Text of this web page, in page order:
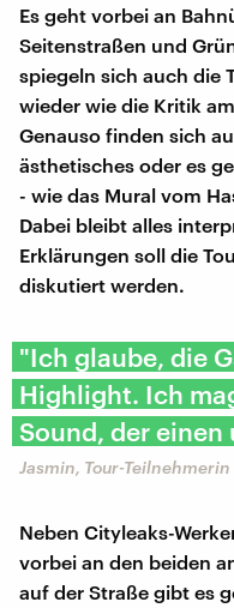
Es geht vorbei an
Seitenstraßen und
spiegeln sich auch die
wieder wie die Kritik
Genauso finden sich
ästhetisches oder es
- wie das Mural vom
Dabei bleibt alles
Erklärungen soll die
diskutiert werden.
"Ich glaube, die
Highlight. Ich
Sound, der einen
Jasmin, Tour-Teilnehmerin
Neben Cityleaks-
vorbei an den beiden
auf der Straße gibt es